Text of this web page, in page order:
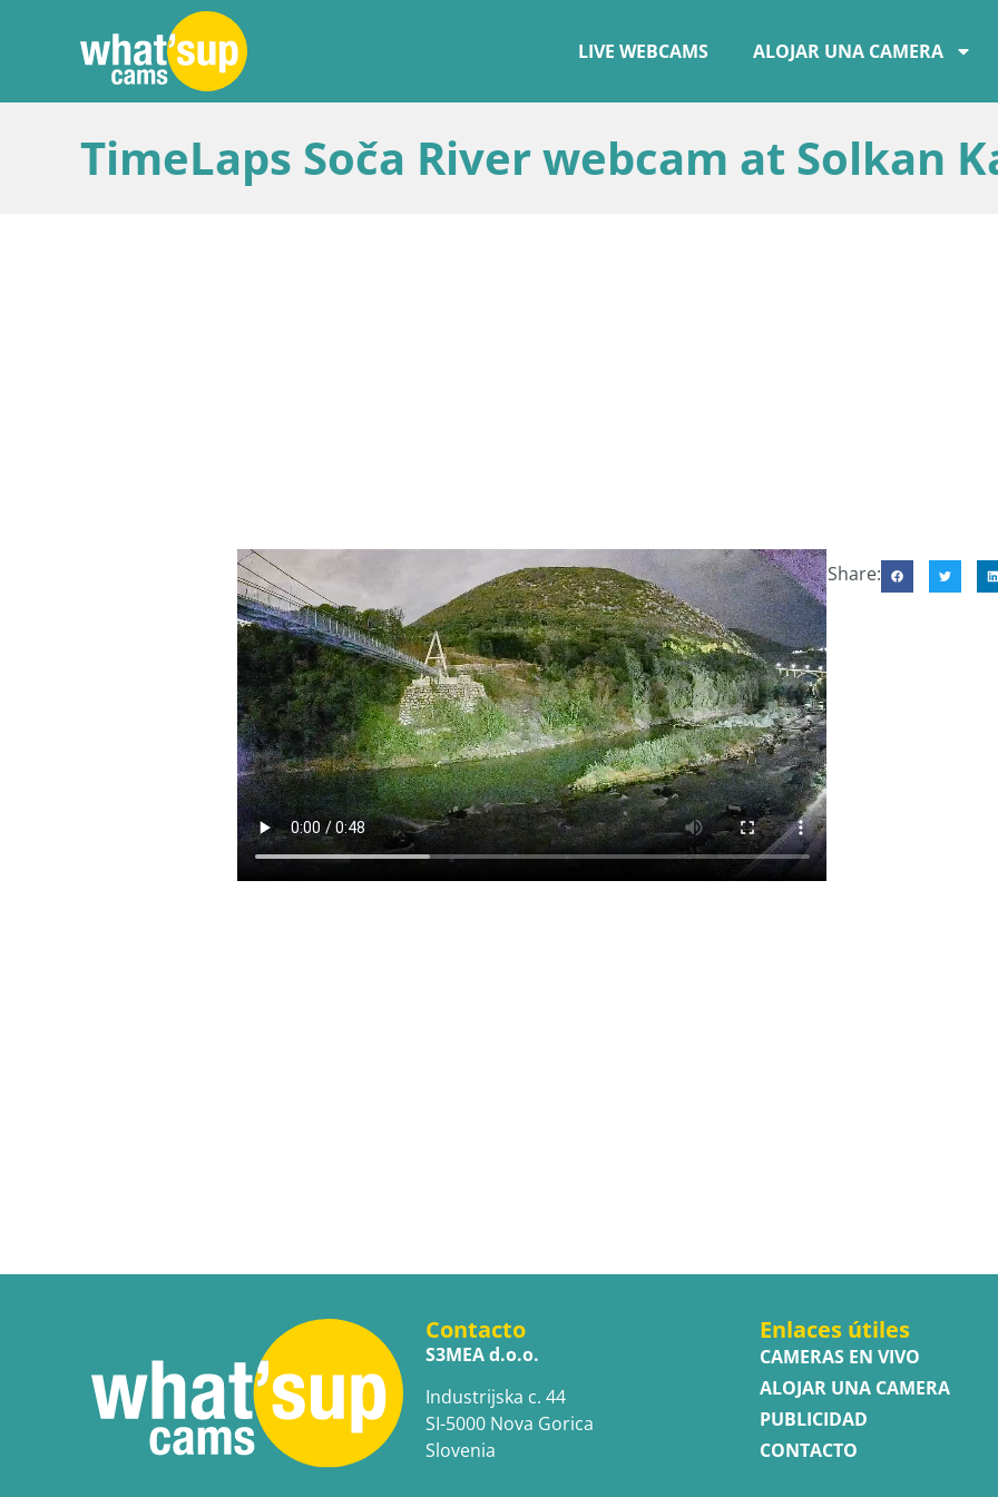
LIVE WEBCAMS ALOJAR UNA CAMERA
TimeLaps Soča River webcam at Solkan
Share:
Contacto
S3MEA d.o.o.
Industrijska c. 44
SI-5000 Nova Gorica
Slovenia
Enlaces útiles
CAMERAS EN VIVO
ALOJAR UNA CAMERA
PUBLICIDAD
CONTACTO